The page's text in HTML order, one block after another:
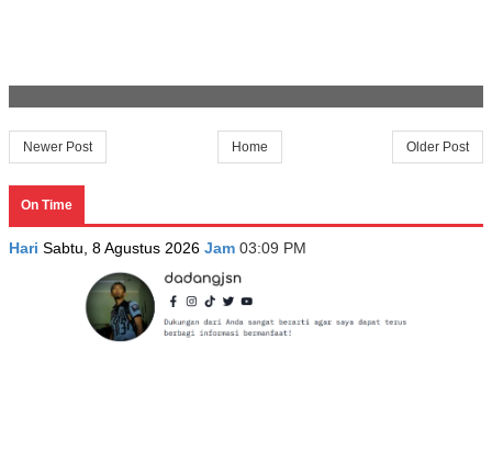
Newer Post Older Post
Home
On Time
Hari Sabtu, 8 Agustus 2026 Jam 03:09 PM